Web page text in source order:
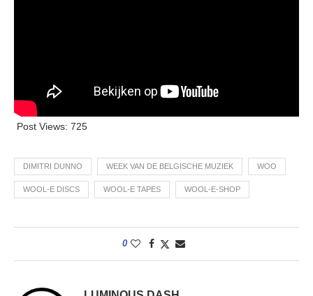
Post Views: 725
DIMITRI DUNNO WEEK VAN DE BELGISCHE MUZIEK WOO
WOOL-E DISCS WOOL-E TAPES WOOL-E-SHOP
0